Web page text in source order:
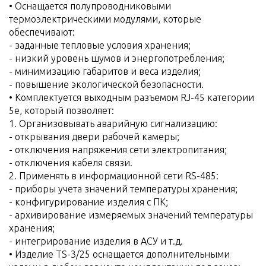
• Оснащается полупроводниковыми
термоэлектрическими модулями, которые
обеспечивают:
- заданные тепловые условия хранения;
- низкий уровень шумов и энергопотребления;
- минимизацию габаритов и веса изделия;
- повышение экологической безопасности.
• Комплектуется выходным разъемом RJ-45 категории
5е, который позволяет:
1. Организовывать аварийную сигнализацию:
- открывания двери рабочей камеры;
- отключения напряжения сети электропитания;
- отключения кабеля связи.
2. Применять в информационной сети RS-485:
- приборы учета значений температуры хранения;
- конфигурирование изделия с ПК;
- архивирование измеряемых значений температуры
хранения;
- интегрирование изделия в АСУ и т.д.
• Изделие TS-3/25 оснащается дополнительными